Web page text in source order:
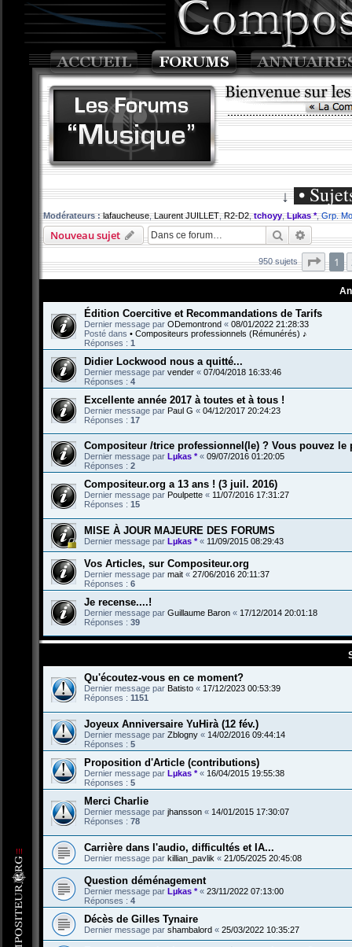
↓ •
Modérateurs : lafaucheuse,Laurent JUILLET,R2-D2,tchoyy,Lµkas *,Grp.
Nouveau sujet Rechercher
950 sujets Page
1
Édition Coercitive et Recommandations de Tarifs
Dernier message par ODemontrond « 08/01/2022 21:28:33
Posté dans • Compositeurs professionnels (Rémunérés) ♪
Réponses : 1
Didier Lockwood nous a quitté...
Dernier message par vender « 07/04/2018 16:33:46
Réponses : 4
Excellente année 2017 à toutes et à tous !
Dernier message par Paul G « 04/12/2017 20:24:23
Réponses : 17
Compositeur /trice professionnel(le) ? Vous pouvez
Dernier message par Lµkas *« 09/07/2016 01:20:05
Réponses : 2
Compositeur.org a 13 ans ! (3 juil. 2016)
Dernier message par Poulpette « 11/07/2016 17:31:27
Réponses : 15
MISE À JOUR MAJEURE DES FORUMS
Dernier message par Lµkas *« 11/09/2015 08:29:43
Vos Articles, sur Compositeur.org
Dernier message par mait « 27/06/2016 20:11:37
Réponses : 6
Je recense....!
Dernier message par Guillaume Baron « 17/12/2014 20:01:18
Réponses : 39
Qu'écoutez-vous en ce moment?
Dernier message par Batisto « 17/12/2023 00:53:39
Réponses : 1151
Joyeux Anniversaire YuHirà (12 fév.)
Dernier message par Zblogny « 14/02/2016 09:44:14
Réponses : 5
Proposition d'Article (contributions)
Dernier message par Lµkas *« 16/04/2015 19:55:38
Réponses : 5
Merci Charlie
Dernier message par jhansson « 14/01/2015 17:30:07
Réponses : 78
Carrière dans l'audio, difficultés et IA...
Dernier message par killian_pavlik « 21/05/2025 20:45:08
Question déménagement
Dernier message par Lµkas *« 23/11/2022 07:13:00
Réponses : 4
Décès de Gilles Tynaire
Dernier message par shambalord « 25/03/2022 10:35:27